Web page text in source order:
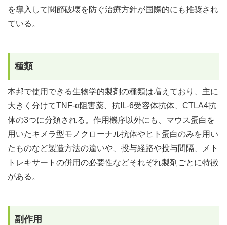
を導入して関節破壊を防ぐ治療方針が国際的にも推奨され
ている。
種類
本邦で使用できる生物学的製剤の種類は増えており、主に
大きく分けてTNF-α阻害薬、抗IL-6受容体抗体、CTLA4抗
体の3つに分類される。作用機序以外にも、マウス蛋白を
用いたキメラ型モノクローナル抗体やヒト蛋白のみを用い
たものなど製造方法の違いや、投与経路や投与間隔、メト
トレキサートの併用の必要性などそれぞれ製剤ごとに特徴
がある。
副作用